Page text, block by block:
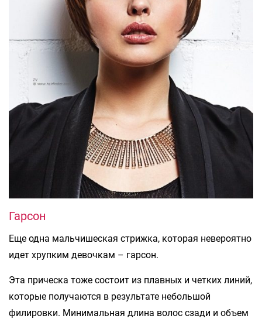
Гарсон
Еще одна мальчишеская стрижка, которая невероятно
идет хрупким девочкам – гарсон.
Эта прическа тоже состоит из плавных и четких линий,
которые получаются в результате небольшой
филировки. Минимальная длина волос сзади и объем